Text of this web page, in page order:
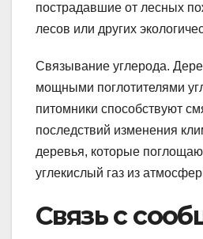
пострадавшие от лесных
лесов или других
Связывание углерода.
мощными поглотителями
питомники способствуют
последствий изменения
деревья, которые
углекислый газ из
Связь с